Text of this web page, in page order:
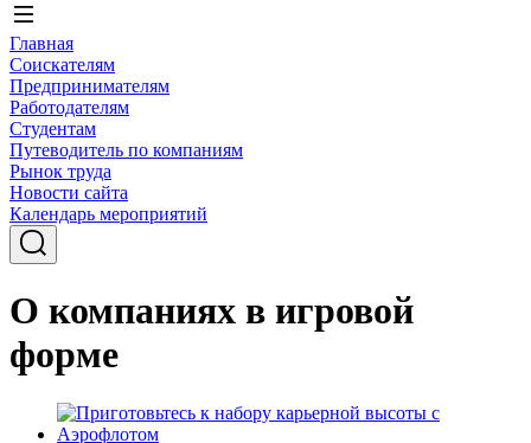
Главная
Соискателям
Предпринимателям
Работодателям
Студентам
Путеводитель по компаниям
Рынок труда
Новости сайта
Календарь мероприятий
О компаниях в игровой
форме